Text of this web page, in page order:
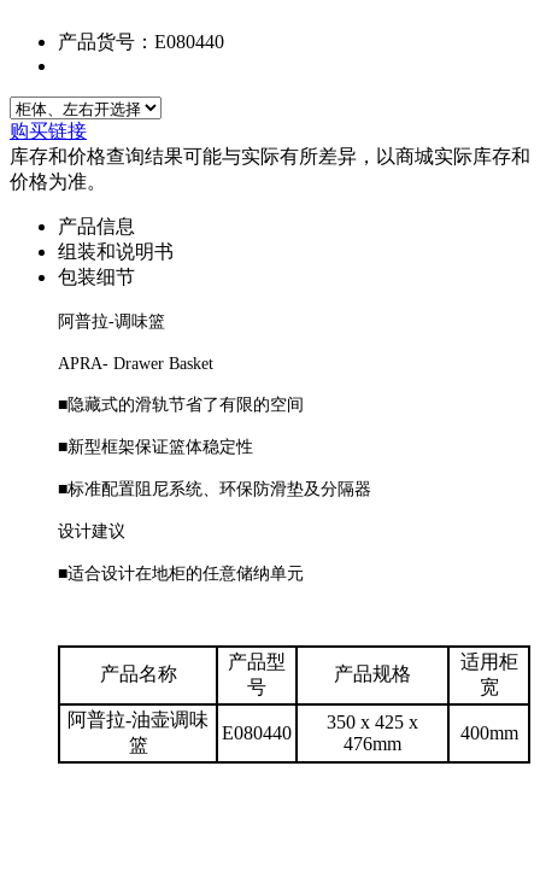
产品货号：E080440
购买链接
库存和价格查询结果可能与实际有所差异，以商城实际库存和
价格为准。
产品信息
组装和说明书
包装细节
阿普拉-调味篮
APRA- Drawer Basket
■隐藏式的滑轨节省了有限的空间
■新型框架保证篮体稳定性
■标准配置阻尼系统、环保防滑垫及分隔器
设计建议
■适合设计在地柜的任意储纳单元
产品名称
产品型
号
产品规格
适用柜
宽
阿普拉-油壶调味
篮
E080440
350 x 425 x
476mm
400mm